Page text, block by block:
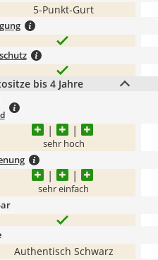
5-Punkt-Gurt
bis 4 Jahre
sehr hoch
sehr einfach
Authentisch Schwarz